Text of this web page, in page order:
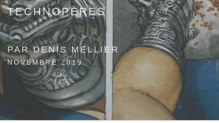
TECHNOPÈRES
PAR DENIS MELLIER
NOVEMBRE 2019